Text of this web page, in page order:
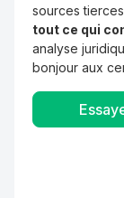
sources
tout ce qui
analyse
bonjour aux